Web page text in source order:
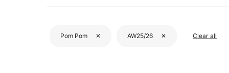
Pom Pom ✕ AW25/26 ✕ Clear all